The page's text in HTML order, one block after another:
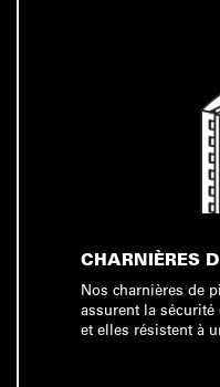
CHARNIÈRES
Nos charnières de
assurent la sécurité
et elles résistent à